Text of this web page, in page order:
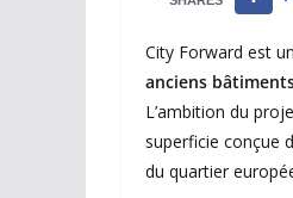
City Forward est
anciens
L’ambition du
superficie conçue
du quartier